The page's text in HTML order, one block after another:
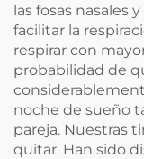
las fosas nasales
facilitar la
respirar con
probabilidad de
noche de sueño
pareja. Nuestras
quitar. Han sido